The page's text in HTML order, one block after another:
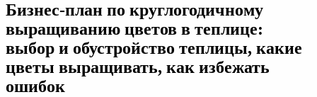
Бизнес-план по круглогодичному
выращиванию цветов в теплице:
выбор и обустройство теплицы, какие
цветы выращивать, как избежать
ошибок